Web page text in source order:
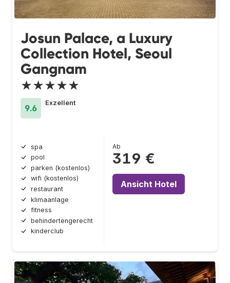
Josun Palace, a Luxury
Collection Hotel, Seoul
Gangnam
★★★★★
9.6
Exzellent
spa
pool
parken (kostenlos)
wifi (kostenlos)
restaurant
klimaanlage
fitness
behindertengerecht
kinderclub
Ab
319 €
Ansicht Hotel